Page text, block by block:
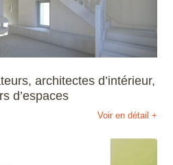
architectes d’intérieur,
d’espaces
Voir en détail +